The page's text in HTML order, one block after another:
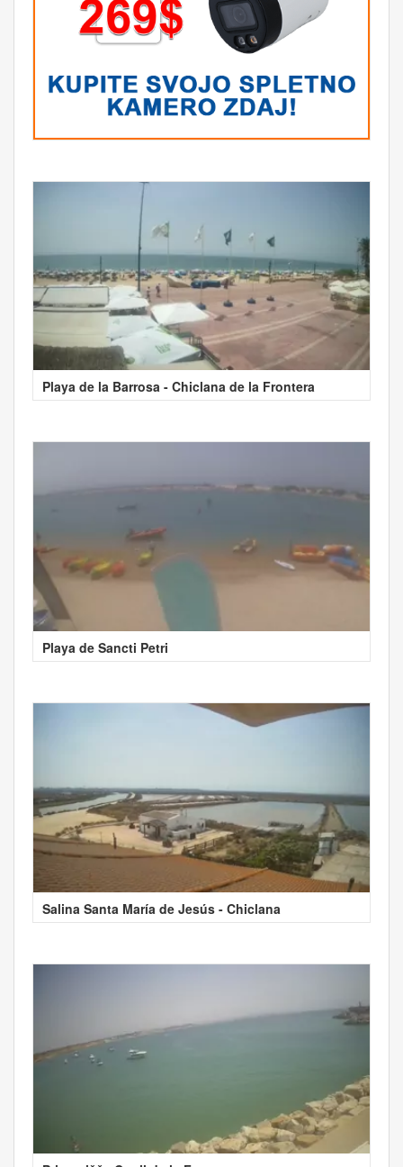
Playa de la Barrosa - Chiclana de la Frontera
Playa de Sancti Petri
Salina Santa María de Jesús - Chiclana